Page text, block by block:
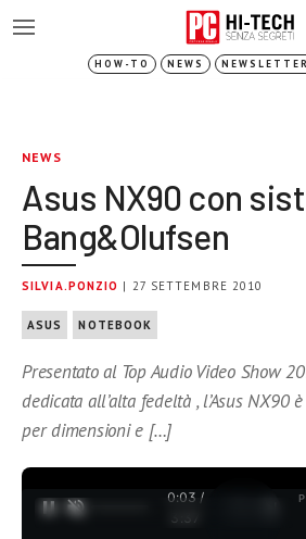
HOW-TO NEWS NEWSLETTER
NEWS
Asus NX90 con
Bang&Olufsen
SILVIA.PONZIO | 27 SETTEMBRE 2010
ASUS NOTEBOOK
Presentato al Top Audio Video Show
dedicata all’alta fedeltà , l’Asus NX90
per dimensioni e […]
0:04 /
3:37